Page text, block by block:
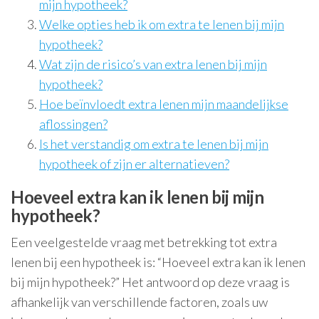
mijn hypotheek?
Welke opties heb ik om extra te lenen bij mijn
hypotheek?
Wat zijn de risico’s van extra lenen bij mijn
hypotheek?
Hoe beïnvloedt extra lenen mijn maandelijkse
aflossingen?
Is het verstandig om extra te lenen bij mijn
hypotheek of zijn er alternatieven?
Hoeveel extra kan ik lenen bij mijn
hypotheek?
Een veelgestelde vraag met betrekking tot extra
lenen bij een hypotheek is: “Hoeveel extra kan ik lenen
bij mijn hypotheek?” Het antwoord op deze vraag is
afhankelijk van verschillende factoren, zoals uw